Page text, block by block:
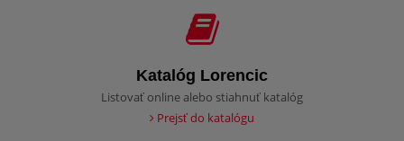
Katalóg Lorencic
Listovať online alebo stiahnuť katalóg
Prejsť do katalógu